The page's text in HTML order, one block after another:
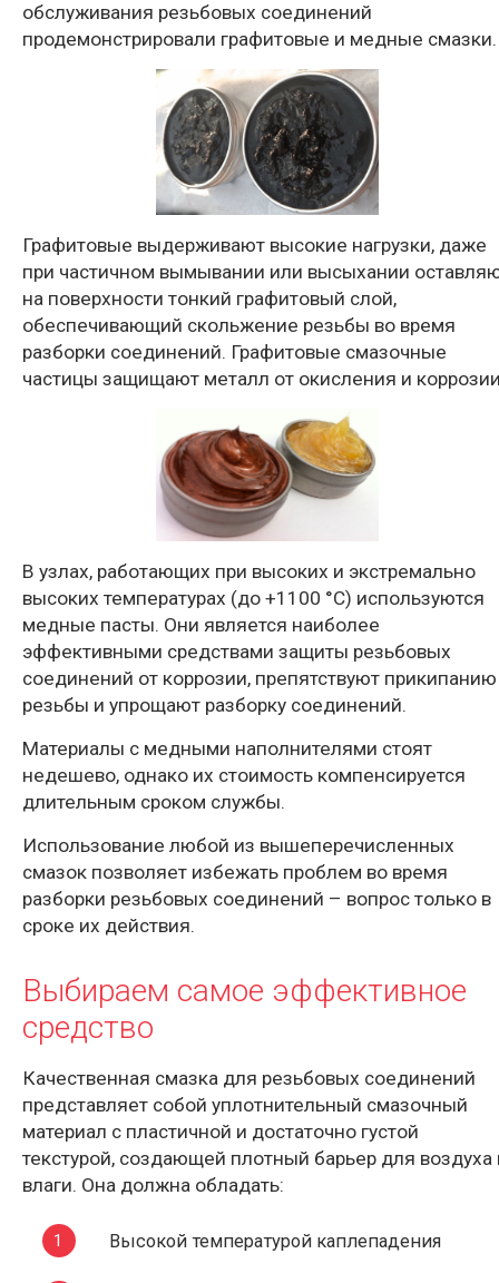
обслуживания резьбовых соединений
продемонстрировали графитовые и медные смазки.
Графитовые выдерживают высокие нагрузки, даже
при частичном вымывании или высыхании
на поверхности тонкий графитовый слой,
обеспечивающий скольжение резьбы во время
разборки соединений. Графитовые смазочные
частицы защищают металл от окисления и
В узлах, работающих при высоких и экстремально
высоких температурах (до +1100 °С) используются
медные пасты. Они является наиболее
эффективными средствами защиты резьбовых
соединений от коррозии, препятствуют прикипанию
резьбы и упрощают разборку соединений.
Материалы с медными наполнителями стоят
недешево, однако их стоимость компенсируется
длительным сроком службы.
Использование любой из вышеперечисленных
смазок позволяет избежать проблем во время
разборки резьбовых соединений – вопрос только в
сроке их действия.
Выбираем самое эффективное
средство
Качественная смазка для резьбовых соединений
представляет собой уплотнительный смазочный
материал с пластичной и достаточно густой
текстурой, создающей плотный барьер для воздуха
влаги. Она должна обладать:
Высокой температурой каплепадения